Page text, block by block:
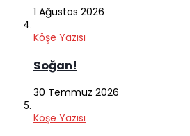
1 Ağustos 2026
Köşe Yazısı
Soğan!
30 Temmuz 2026
Köşe Yazısı